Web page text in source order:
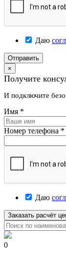
Даю
Отправить
×
Получите
И подключите
Имя *
Номер телефона *
Даю
Заказать расчёт
0